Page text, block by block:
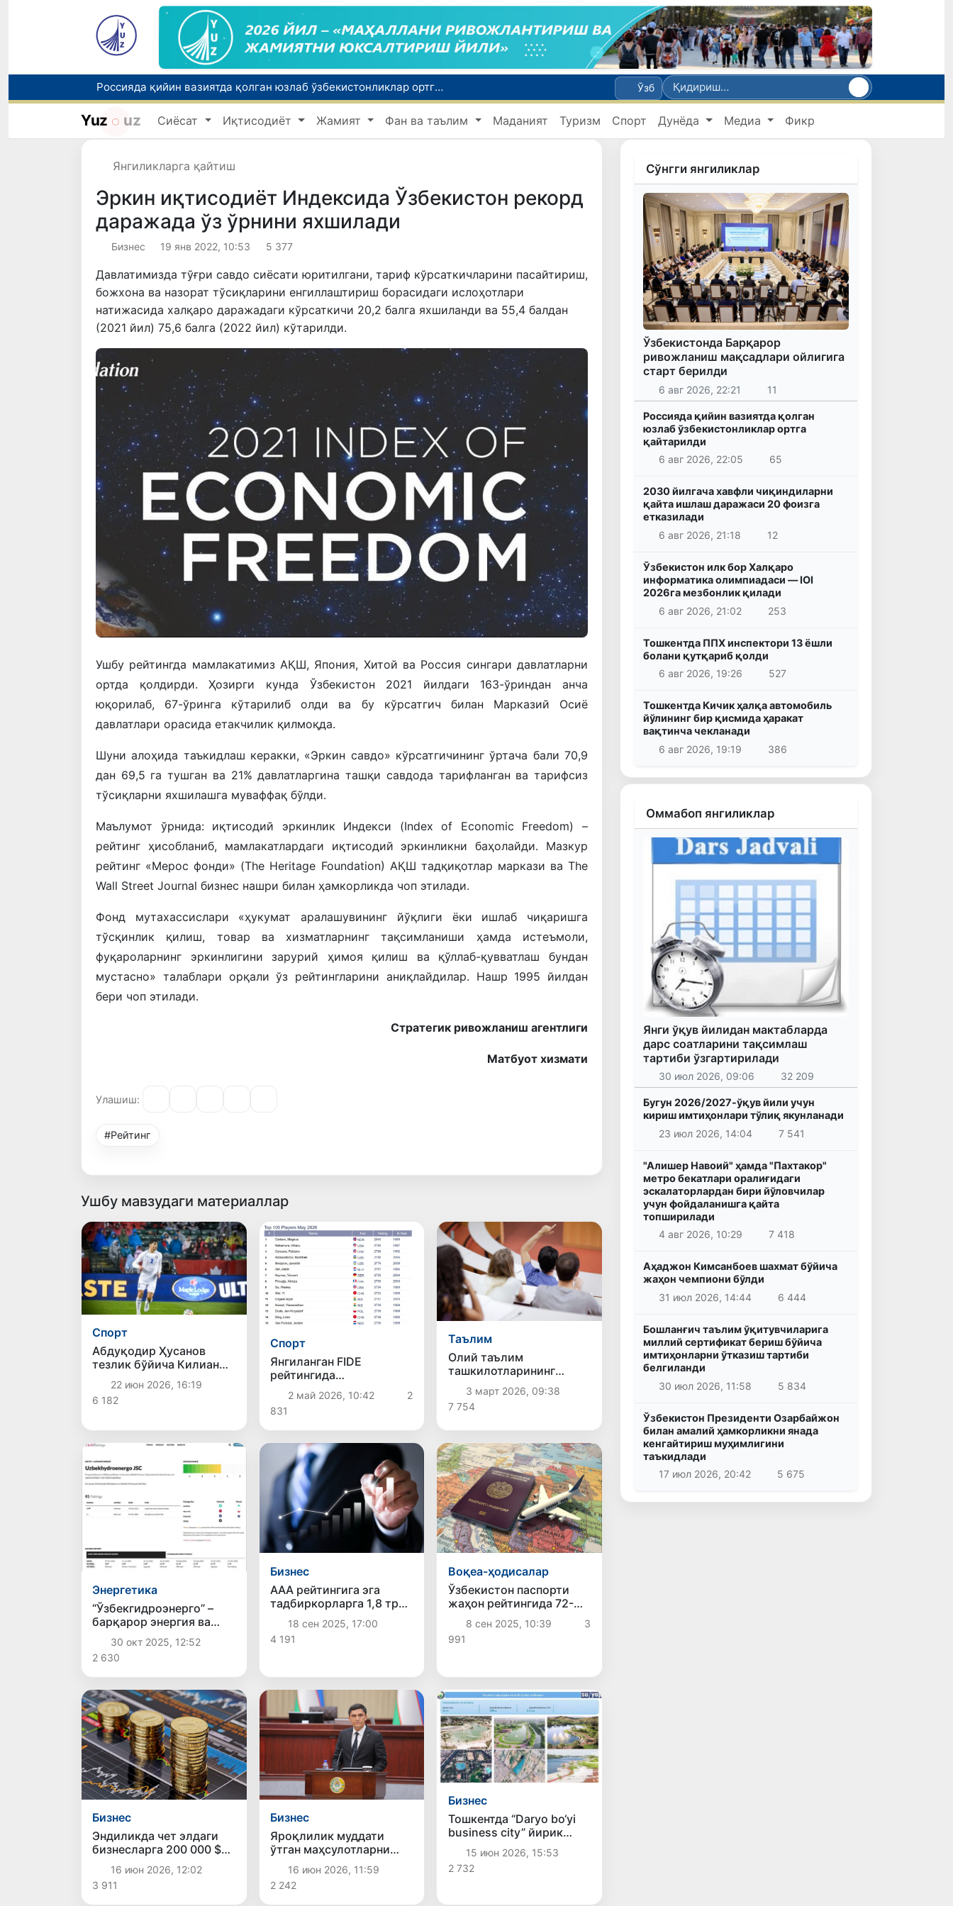
Россияда қийин вазиятда қолган юзлаб ўзбекистонликлар ортга қайтарилди
2030 йилгача хавфли чиқиндиларни қайта ишлаш даражаси 20 фоизга етказилади
Ўзбекистон илк бор Халқаро информатика олимпиадаси — IOI 2026га мезбонлик қилади
Ўзб
Yuz uz Сиёсат Иқтисодиёт Жамият Фан ва таълим Маданият Туризм Спорт Дунёда Медиа Фикр
Янгиликларга қайтиш
Эркин иқтисодиёт Индексида Ўзбекистон рекорд
даражада ўз ўрнини яхшилади
Бизнес 19 янв 2022, 10:53 5 377
Давлатимизда тўғри савдо сиёсати юритилгани, тариф кўрсаткичларини пасайтириш,
божхона ва назорат тўсиқларини енгиллаштириш борасидаги ислоҳотлари
натижасида халқаро даражадаги кўрсаткичи 20,2 балга яхшиланди ва 55,4 балдан
(2021 йил) 75,6 балга (2022 йил) кўтарилди.
Ушбу рейтингда мамлакатимиз АҚШ, Япония, Хитой ва Россия сингари давлатларни
ортда қолдирди. Ҳозирги кунда Ўзбекистон 2021 йилдаги 163-ўриндан анча
юқорилаб, 67-ўринга кўтарилиб олди ва бу кўрсатгич билан Марказий Осиё
давлатлари орасида етакчилик қилмоқда.
Шуни алоҳида таъкидлаш керакки, «Эркин савдо» кўрсатгичининг ўртача бали 70,9
дан 69,5 га тушган ва 21% давлатларгина ташқи савдода тарифланган ва тарифсиз
тўсиқларни яхшилашга муваффақ бўлди.
Маълумот ўрнида: иқтисодий эркинлик Индекси (Index of Economic Freedom) –
рейтинг ҳисобланиб, мамлакатлардаги иқтисодий эркинликни баҳолайди. Мазкур
рейтинг «Мерос фонди» (The Heritage Foundation) АҚШ тадқиқотлар маркази ва The
Wall Street Journal бизнес нашри билан ҳамкорликда чоп этилади.
Фонд мутахассислари «ҳукумат аралашувининг йўқлиги ёки ишлаб чиқаришга
тўсқинлик қилиш, товар ва хизматларнинг тақсимланиши ҳамда истеъмоли,
фуқароларнинг эркинлигини зарурий ҳимоя қилиш ва қўллаб-қувватлаш бундан
мустасно» талаблари орқали ўз рейтингларини аниқлайдилар. Нашр 1995 йилдан
бери чоп этилади.
Стратегик ривожланиш агентлиги
Матбуот хизмати
Улашиш:
#Рейтинг
Ушбу мавзудаги материаллар
Спорт
Абдуқодир Ҳусанов
тезлик бўйича Килиан
Мбаппени ортда
қолдирди
22 июн 2026, 16:19
6 182
Спорт
Янгиланган FIDE
рейтингида
Ўзбекистоннинг икки
нафар шахматчиси
бирданига ТОП-5
таликка кирди
2 май 2026, 10:42
2
831
Таълим
Олий таълим
ташкилотларининг
миллий рейтинги жорий
этилди
3 март 2026, 09:38
7 754
Энергетика
“Ўзбекгидроэнерго” –
барқарор энергия ва
халқаро ишонч рамзи:
Fitch Ratings компания
рейтингини “BB”
барқарор даражасида
тасдиқлади
30 окт 2025, 12:52
2 630
Бизнес
AAA рейтингига эга
тадбиркорларга 1,8 трлн
сўм ҚҚС 1 кунда
қайтарилди
18 сен 2025, 17:00
4 191
Воқеа-ҳодисалар
Ўзбекистон паспорти
жаҳон рейтингида 72-
ўринни эгаллади
8 сен 2025, 10:39
3
991
Бизнес
Эндиликда чет элдаги
бизнесларга 200 000 $
гача инвестиция қилиш
мумкин бўлади!
16 июн 2026, 12:02
3 911
Бизнес
Яроқлилик муддати
ўтган маҳсулотларни
сотганлик учун
жарималар оширилиши
мумкин
16 июн 2026, 11:59
2 242
Бизнес
Тошкентда “Daryo bo‘yi
business city” йирик
шаҳарсозлик лойиҳаси
тақдим этилди
15 июн 2026, 15:53
2 732
Сўнгги янгиликлар
Ўзбекистонда Барқарор
ривожланиш мақсадлари ойлигига
старт берилди
6 авг 2026, 22:21 11
Россияда қийин вазиятда қолган
юзлаб ўзбекистонликлар ортга
қайтарилди
6 авг 2026, 22:05
65
2030 йилгача хавфли чиқиндиларни
қайта ишлаш даражаси 20 фоизга
етказилади
6 авг 2026, 21:18
12
Ўзбекистон илк бор Халқаро
информатика олимпиадаси — IOI
2026га мезбонлик қилади
6 авг 2026, 21:02
253
Тошкентда ППХ инспектори 13 ёшли
болани қутқариб қолди
6 авг 2026, 19:26
527
Тошкентда Кичик ҳалқа автомобиль
йўлининг бир қисмида ҳаракат
вақтинча чекланади
6 авг 2026, 19:19
386
Оммабоп янгиликлар
Янги ўқув йилидан мактабларда
дарс соатларини тақсимлаш
тартиби ўзгартирилади
30 июл 2026, 09:06 32 209
Бугун 2026/2027-ўқув йили учун
кириш имтиҳонлари тўлиқ якунланади
23 июл 2026, 14:04
7 541
"Алишер Навоий" ҳамда "Пахтакор"
метро бекатлари оралиғидаги
эскалаторлардан бири йўловчилар
учун фойдаланишга қайта
топширилади
4 авг 2026, 10:29
7 418
Аҳаджон Кимсанбоев шахмат бўйича
жаҳон чемпиони бўлди
31 июл 2026, 14:44
6 444
Бошланғич таълим ўқитувчиларига
миллий сертификат бериш бўйича
имтиҳонларни ўтказиш тартиби
белгиланди
30 июл 2026, 11:58
5 834
Ўзбекистон Президенти Озарбайжон
билан амалий ҳамкорликни янада
кенгайтириш муҳимлигини
таъкидлади
17 июл 2026, 20:42
5 675